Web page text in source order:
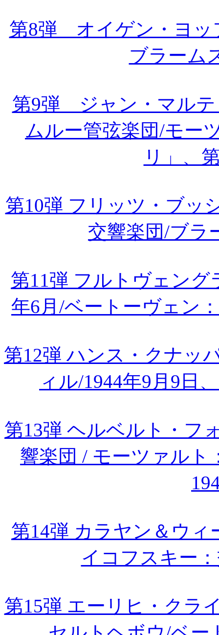
第8弾 オイゲン・ヨッ
ブラーム
第9弾 ジャン・マルテ
ムルー管弦楽団/モー
リ」、
第10弾 フリッツ・ブッ
交響楽団/ブラ
第11弾 フルトヴェング
年6月/ベートーヴェン
第12弾 ハンス・クナッ
ィル/1944年9月9日
第13弾 ヘルベルト・フ
響楽団 / モーツァルト
第14弾 カラヤン＆ウィ
イコフスキー
第15弾 エーリヒ・クラ